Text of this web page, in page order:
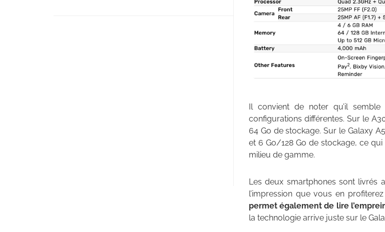
Il convient de noter qu’il
configurations différentes. Sur le
64 Go de stockage. Sur le Galaxy
et 6 Go/128 Go de stockage, ce
milieu de gamme.
Les deux smartphones sont livrés
l’impression que vous en
permet également de lire
la technologie arrive juste sur le